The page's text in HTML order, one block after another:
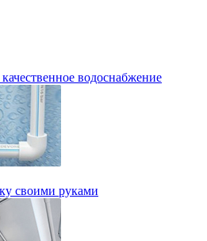
водоснабжение
своими руками